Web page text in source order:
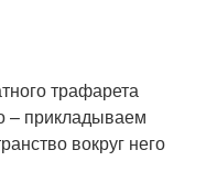
трафарета
– прикладываем
вокруг него